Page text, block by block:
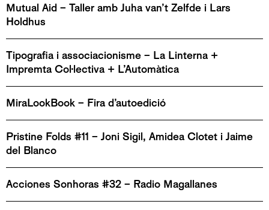
Mutual Aid – Taller amb Juha van’t Zelfde i Lars
Holdhus
Tipografia i associacionisme – La Linterna +
Impremta Col·lectiva + L’Automàtica
MiraLookBook – Fira d’autoedició
Pristine Folds #11 – Joni Sigil, Amidea Clotet i Jaime
del Blanco
Acciones Sonhoras #32 – Radio Magallanes